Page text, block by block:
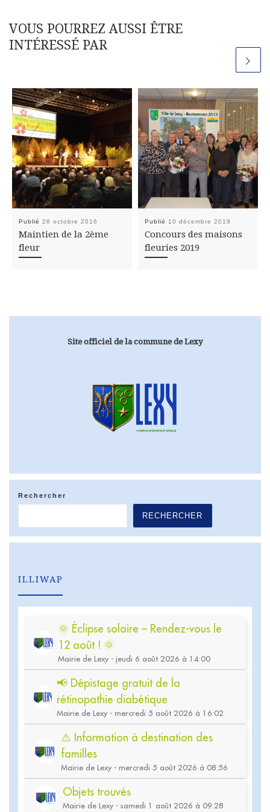
VOUS POURREZ AUSSI ÊTRE
INTÉRESSÉ PAR
Publié 26 octobre 2016
Maintien de la 2ème
fleur
Publié 10 décembre 2019
Concours des maisons
fleuries 2019
Site officiel de la commune de Lexy
Rechercher
RECHERCHER
ILLIWAP